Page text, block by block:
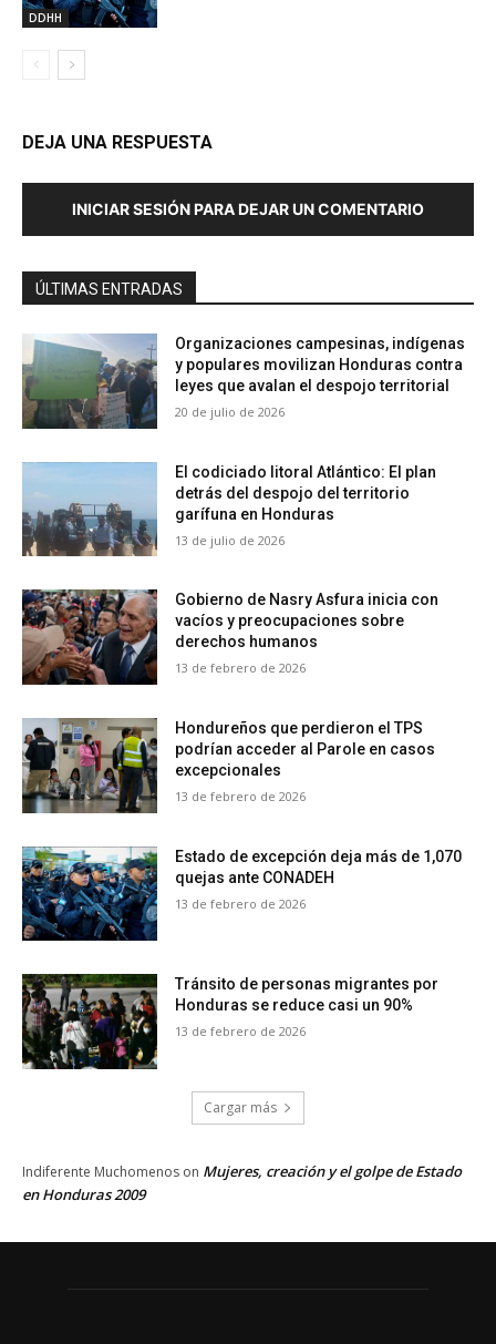
DDHH
DEJA UNA RESPUESTA
INICIAR SESIÓN PARA DEJAR UN COMENTARIO
ÚLTIMAS ENTRADAS
Organizaciones campesinas, indígenas
y populares movilizan Honduras contra
leyes que avalan el despojo territorial
20 de julio de 2026
El codiciado litoral Atlántico: El plan
detrás del despojo del territorio
garífuna en Honduras
13 de julio de 2026
Gobierno de Nasry Asfura inicia con
vacíos y preocupaciones sobre
derechos humanos
13 de febrero de 2026
Hondureños que perdieron el TPS
podrían acceder al Parole en casos
excepcionales
13 de febrero de 2026
Estado de excepción deja más de 1,070
quejas ante CONADEH
13 de febrero de 2026
Tránsito de personas migrantes por
Honduras se reduce casi un 90%
13 de febrero de 2026
Cargar más
Indiferente Muchomenos on Mujeres, creación y el golpe de Estado
en Honduras 2009